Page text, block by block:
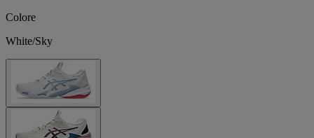
Colore
White/Sky